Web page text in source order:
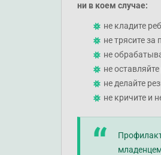
ни в коем случае:
не кладите
не трясите за
не
не
не делайте
не кричите и